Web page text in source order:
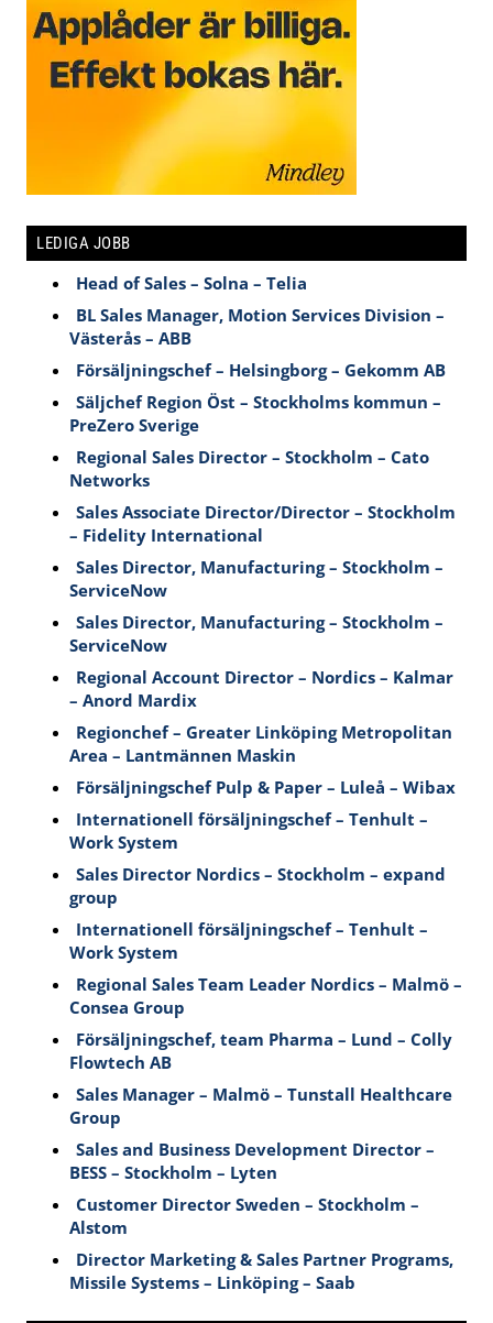
LEDIGA JOBB
Head of Sales – Solna – Telia
BL Sales Manager, Motion Services Division –
Västerås – ABB
Försäljningschef – Helsingborg – Gekomm AB
Säljchef Region Öst – Stockholms kommun –
PreZero Sverige
Regional Sales Director – Stockholm – Cato
Networks
Sales Associate Director/Director – Stockholm
– Fidelity International
Sales Director, Manufacturing – Stockholm –
ServiceNow
Sales Director, Manufacturing – Stockholm –
ServiceNow
Regional Account Director – Nordics – Kalmar
– Anord Mardix
Regionchef – Greater Linköping Metropolitan
Area – Lantmännen Maskin
Försäljningschef Pulp & Paper – Luleå – Wibax
Internationell försäljningschef – Tenhult –
Work System
Sales Director Nordics – Stockholm – expand
group
Internationell försäljningschef – Tenhult –
Work System
Regional Sales Team Leader Nordics – Malmö –
Consea Group
Försäljningschef, team Pharma – Lund – Colly
Flowtech AB
Sales Manager – Malmö – Tunstall Healthcare
Group
Sales and Business Development Director –
BESS – Stockholm – Lyten
Customer Director Sweden – Stockholm –
Alstom
Director Marketing & Sales Partner Programs,
Missile Systems – Linköping – Saab